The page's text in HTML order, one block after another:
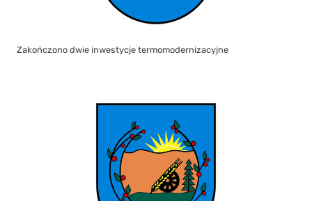
Zakończono dwie inwestycje termomodernizacyjne